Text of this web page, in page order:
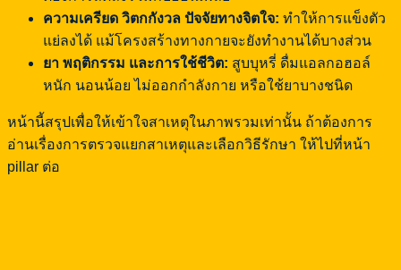
ความเครียด วิตกกังวล ปัจจัยทางจิตใจ: ทำให้การแข็งตัว
แย่ลงได้ แม้โครงสร้างทางกายจะยังทำงานได้บางส่วน
ยา พฤติกรรม และการใช้ชีวิต: สูบบุหรี่ ดื่มแอลกอฮอล์
หนัก นอนน้อย ไม่ออกกำลังกาย หรือใช้ยาบางชนิด
หน้านี้สรุปเพื่อให้เข้าใจสาเหตุในภาพรวมเท่านั้น ถ้าต้องการ
อ่านเรื่องการตรวจแยกสาเหตุและเลือกวิธีรักษา ให้ไปที่หน้า
pillar ต่อ